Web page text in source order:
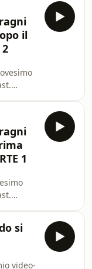
un
a
e
il
il
le
non a
1
delle
si
video-